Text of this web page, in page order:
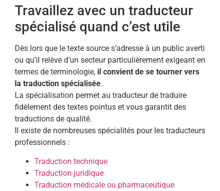
Travaillez avec un traducteur
spécialisé quand c’est utile
Dès lors que le texte source s’adresse à un public averti
ou qu’il relève d’un secteur particulièrement exigeant en
termes de terminologie, il convient de se tourner vers
la traduction spécialisée.
La spécialisation permet au traducteur de traduire
fidèlement des textes pointus et vous garantit des
traductions de qualité.
Il existe de nombreuses spécialités pour les traducteurs
professionnels :
Traduction technique
Traduction juridique
Traduction médicale ou pharmaceutique